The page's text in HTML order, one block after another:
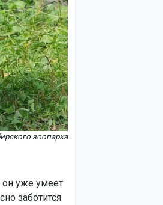
зоопарка
он уже умеет
заботится